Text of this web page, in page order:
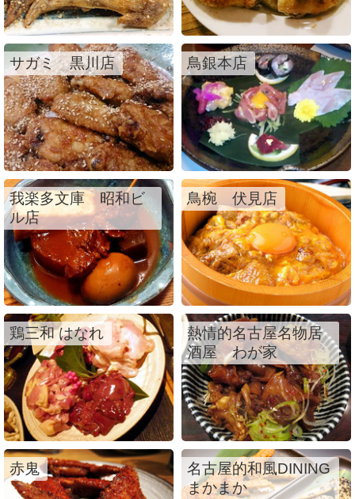
サガミ 黒川店 鳥銀本店
我楽多文庫 昭和ビ
ル店
鳥椀 伏見店
鶏三和 はなれ
熱情的名古屋名物居
酒屋 わが家
赤鬼
名古屋的和風DINING
まかまか